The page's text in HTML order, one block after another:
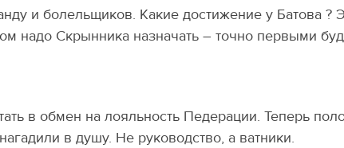
и болельщиков. Какие достижение у Батова ?
надо Скрынника назначать – точно первыми
в обмен на лояльность Педерации. Теперь
в душу. Не руководство, а ватники.